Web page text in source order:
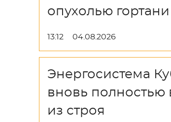
опухолью гортани
13:12 04.08.2026
Энергосистема
вновь полностью
из строя